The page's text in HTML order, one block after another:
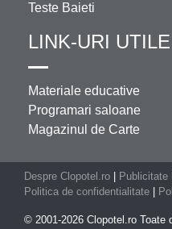
Teste Baieti
LINK-URI UTILE
Materiale educative
Programari saloane
Magazinul de Carte
Despre Clopotel.ro Publicitate
Politica de confidentialitate
© 2001-2026 Clopotel.ro Toate